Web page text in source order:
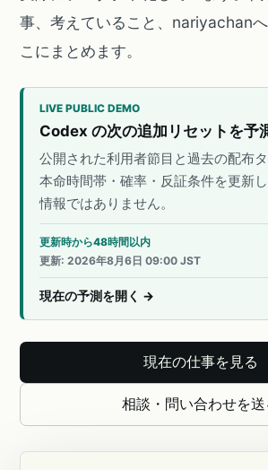
事、考えていること、nariyachan
こにまとめます。
LIVE PUBLIC DEMO
Codex の次の追加リセットを予
公開された利用者節目と過去の配布タ
本命時間帯・確率・反証条件を更新
情報ではありません。
更新時から48時間以内
更新:2026年8月6日 09:00 JST
現在の予測を開く →
現在の仕事を見る
相談・問い合わせを送